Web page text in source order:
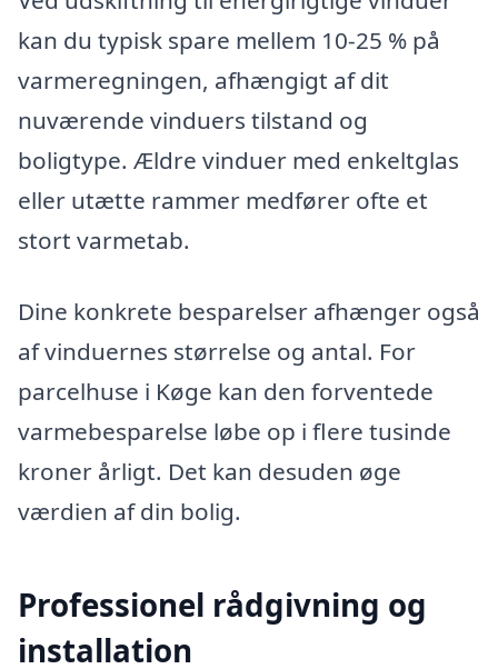
kan du typisk spare mellem 10-25 % på
varmeregningen, afhængigt af dit
nuværende vinduers tilstand og
boligtype. Ældre vinduer med enkeltglas
eller utætte rammer medfører ofte et
stort varmetab.
Dine konkrete besparelser afhænger også
af vinduernes størrelse og antal. For
parcelhuse i Køge kan den forventede
varmebesparelse løbe op i flere tusinde
kroner årligt. Det kan desuden øge
værdien af din bolig.
Professionel rådgivning og
installation